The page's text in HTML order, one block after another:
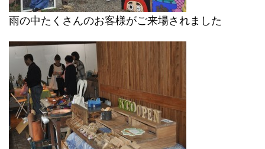
雨の中たくさんのお客様がご来場されました